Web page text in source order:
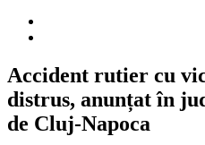
Accident rutier cu
distrus, anunțat în
de Cluj-Napoca